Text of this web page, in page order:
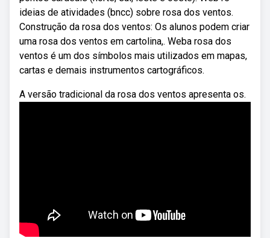
ideias de atividades (bncc) sobre rosa dos ventos.
Construção da rosa dos ventos: Os alunos podem criar
uma rosa dos ventos em cartolina,. Weba rosa dos
ventos é um dos símbolos mais utilizados em mapas,
cartas e demais instrumentos cartográficos.
A versão tradicional da rosa dos ventos apresenta os.